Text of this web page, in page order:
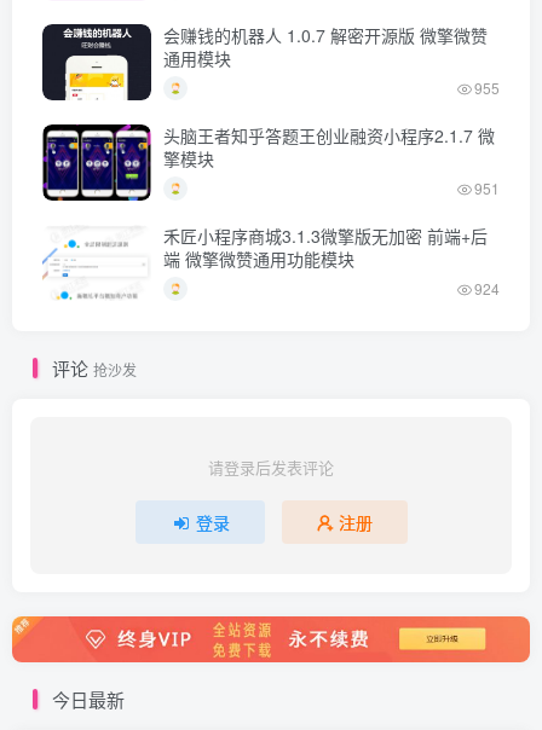
会赚钱的机器人 1.0.7 解密开源版 微擎微赞
通用模块
955
头脑王者知乎答题王创业融资小程序2.1.7 微
擎模块
951
禾匠小程序商城3.1.3微擎版无加密 前端+后
端 微擎微赞通用功能模块
924
评论 抢沙发
请登录后发表评论
登录 注册
今日最新